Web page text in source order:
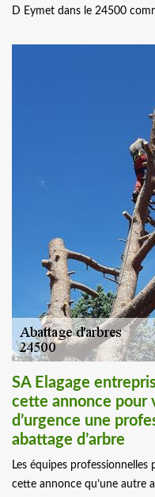
D Eymet dans le 24500
SA Elagage
cette annonce pour
d’urgence une
abattage d’arbre
Les équipes
cette annonce qu’une autre